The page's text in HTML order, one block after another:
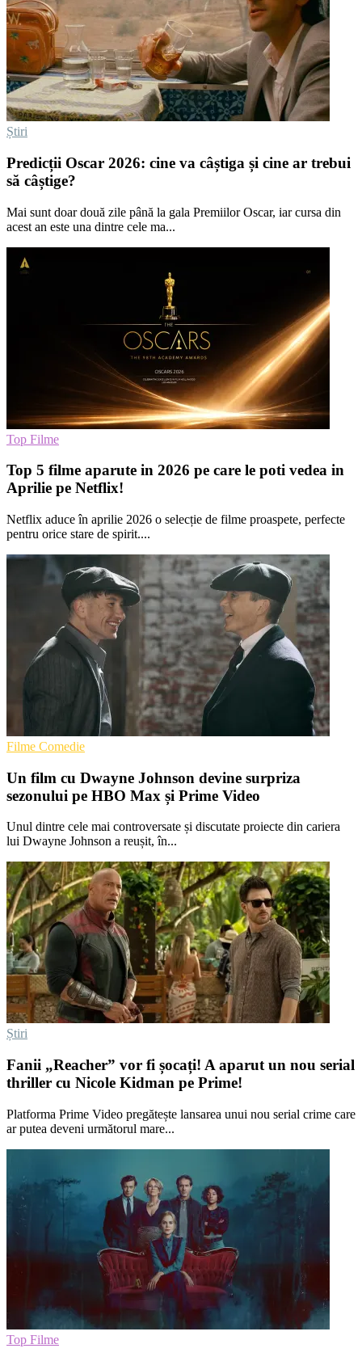
Știri
Predicții Oscar 2026: cine va câștiga și cine ar trebui
să câștige?
Mai sunt doar două zile până la gala Premiilor Oscar, iar cursa din
acest an este una dintre cele ma...
Top Filme
Top 5 filme aparute in 2026 pe care le poti vedea in
Aprilie pe Netflix!
Netflix aduce în aprilie 2026 o selecție de filme proaspete, perfecte
pentru orice stare de spirit....
Filme Comedie
Un film cu Dwayne Johnson devine surpriza
sezonului pe HBO Max și Prime Video
Unul dintre cele mai controversate și discutate proiecte din cariera
lui Dwayne Johnson a reușit, în...
Știri
Fanii „Reacher” vor fi șocați! A aparut un nou serial
thriller cu Nicole Kidman pe Prime!
Platforma Prime Video pregătește lansarea unui nou serial crime care
ar putea deveni următorul mare...
Top Filme